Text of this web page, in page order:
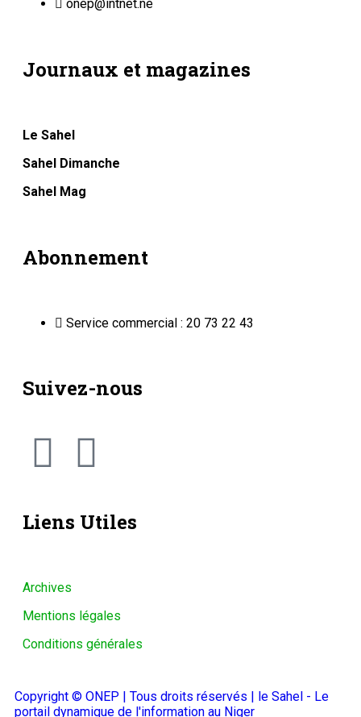
onep@intnet.ne
Journaux et magazines
Le Sahel
Sahel Dimanche
Sahel Mag
Abonnement
Service commercial : 20 73 22 43
Suivez-nous
Liens Utiles
Archives
Mentions légales
Conditions générales
Copyright © ONEP | Tous droits réservés | le Sahel - Le
portail dynamique de l'information au Niger